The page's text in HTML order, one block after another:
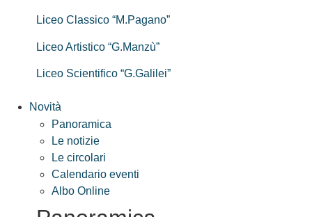
Liceo Classico “M.Pagano”
Liceo Artistico “G.Manzù”
Liceo Scientifico “G.Galilei”
Novità
Panoramica
Le notizie
Le circolari
Calendario eventi
Albo Online